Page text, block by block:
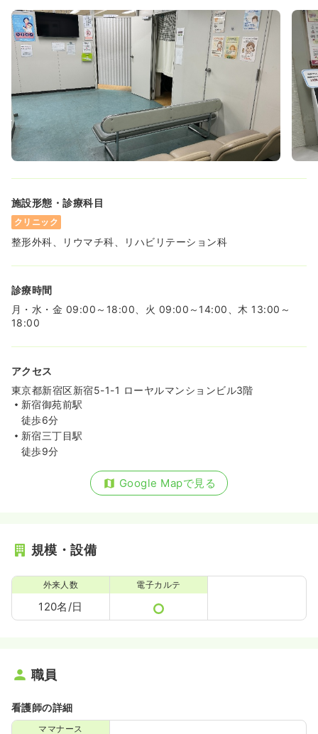
施設形態・診療科目
クリニック
整形外科、リウマチ科、リハビリテーション科
診療時間
月・水・金 09:00～18:00、火 09:00～14:00、木 13:00～
18:00
アクセス
東京都新宿区新宿5-1-1 ローヤルマンションビル3階
新宿御苑前駅
徒歩6分
新宿三丁目駅
徒歩9分
Google Mapで見る
規模・設備
外来人数
120名/日
電子カルテ
職員
看護師の詳細
ママナース